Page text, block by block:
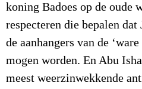
koning Badoes op de oude
respecteren die bepalen dat
de aanhangers van de
mogen worden. En Abu
meest weerzinwekkende